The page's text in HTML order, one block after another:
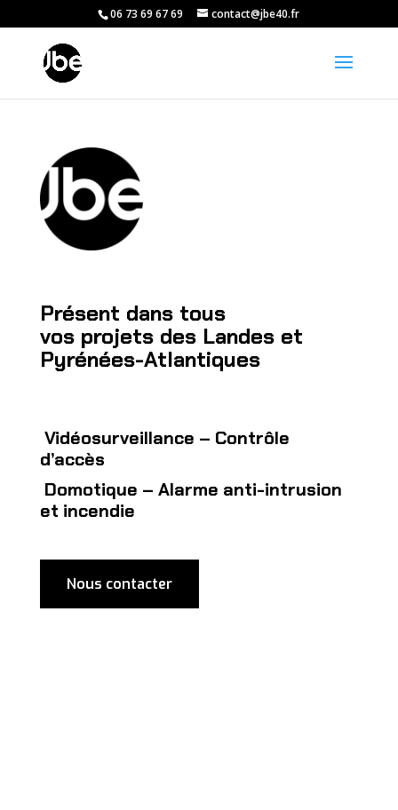
06 73 69 67 69 contact@jbe40.fr
Présent dans tous
vos projets des Landes et
Pyrénées-Atlantiques
Vidéosurveillance – Contrôle
d’accès
Domotique – Alarme anti-intrusion
et incendie
Nous contacter